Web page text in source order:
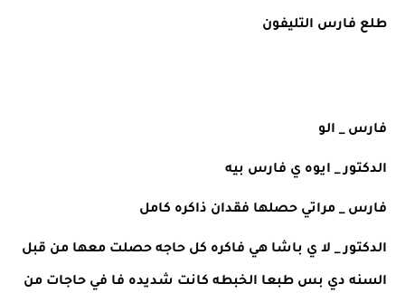
طلع فارس التليفون
فارس _ الو
الدكتور _ ايوه ي فارس بيه
فارس _ مراتي حصلها فقدان ذاكره كامل